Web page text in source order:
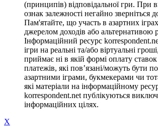
(принципів) відповідальної гри. При
ознак залежності негайно зверніться
Пам'ятайте, що участь в азартних
джерелом доходів або альтернативою
Інформаційний ресурс
ігри на реальні та/або віртуальні
приймає ні в якій формі оплату
платежів, які пов’язані/можуть бути
азартними іграми, букмекерами чи
які матеріали на інформаційному
korrespondent.net публікуються
інформаційних цілях.
X